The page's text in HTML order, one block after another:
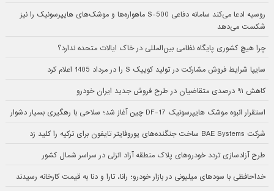
روسیه ادعا می‌کند سامانه دفاعی S-500 ماهواره‌ها و موشک‌های هایپرسونیک را نیز
شکست می‌دهد
چرا هیچ کشوری پایگاه نظامی بین‌المللی در خاک ایالات متحده ندارد؟
سایپا شرایط فروش مشارکت در تولید کوییک S را در مرداد 1405 اعلام کرد
کاهش ۹۱ درصدی متقاضیان در طرح فروش جدید ایران خودرو
استقرار انبوه موشک هایپرسونیک DF-17 چین آغاز شد؛ سلاحی با رهگیری بسیار دشوار
شرکت BAE Systems ساخت جنگنده‌های یوروفایتر تایفون برای ترکیه را کلید زد
طرح آزادسازی تردد خودروهای پلاک منطقه آزاد انزلی در سراسر شمال کشور
خداحافظی با سودهای میلیونی در بازار خودرو؛ رانا، تارا و دنا به قیمت کارخانه رسیدند